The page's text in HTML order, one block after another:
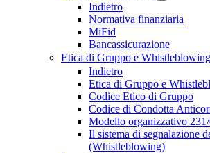
Indietro
Normativa finanziaria
MiFid
Bancassicurazione
Etica di Gruppo e Whistleblowing
Indietro
Etica di Gruppo e
Codice Etico di Gruppo
Codice di Condotta
Modello organizzativo 231/
Il sistema di segnalazione
(Whistleblowing)